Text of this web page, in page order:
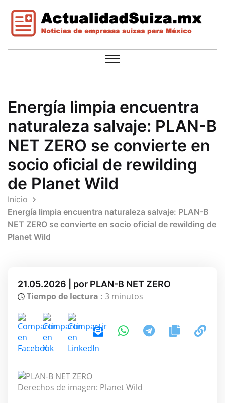
Energía limpia encuentra
naturaleza salvaje: PLAN-B
NET ZERO se convierte en
socio oficial de rewilding
de Planet Wild
Inicio
Energía limpia encuentra naturaleza salvaje: PLAN-B
NET ZERO se convierte en socio oficial de rewilding de
Planet Wild
21.05.2026 | por PLAN-B NET ZERO
Tiempo de lectura : 3 minutos
Derechos de imagen: Planet Wild